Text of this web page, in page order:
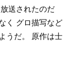
送されたのだ
く
グロ描写など
うだ。
原作は士